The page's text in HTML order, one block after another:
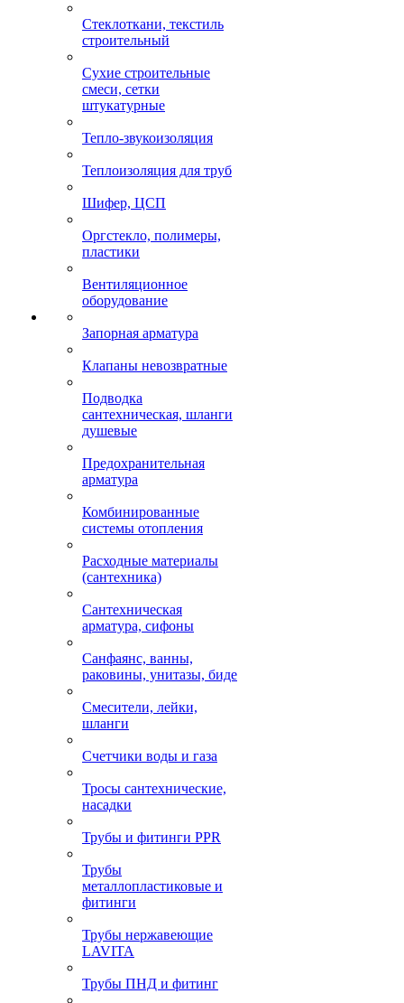
Стеклоткани, текстиль
строительный
Сухие строительные
смеси, сетки
штукатурные
Тепло-звукоизоляция
Теплоизоляция для труб
Шифер, ЦСП
Оргстекло, полимеры,
пластики
Вентиляционное
оборудование
Запорная арматура
Клапаны невозвратные
Подводка
сантехническая, шланги
душевые
Предохранительная
арматура
Комбинированные
системы отопления
Расходные материалы
(сантехника)
Сантехническая
арматура, сифоны
Санфаянс, ванны,
раковины, унитазы, биде
Смесители, лейки,
шланги
Счетчики воды и газа
Тросы сантехнические,
насадки
Трубы и фитинги PPR
Трубы
металлопластиковые и
фитинги
Трубы нержавеющие
LAVITA
Трубы ПНД и фитинг